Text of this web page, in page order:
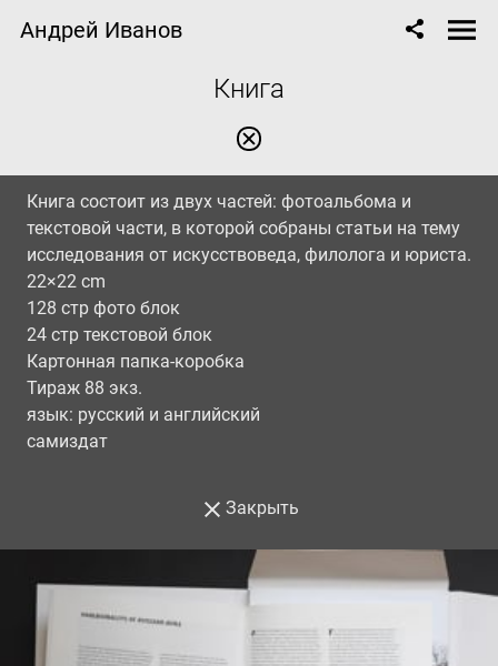
Андрей Иванов
Книга
Книга состоит из двух частей: фотоальбома и
текстовой части, в которой собраны статьи на тему
исследования от искусствоведа, филолога и юриста.
22×22 cm
128 стр фото блок
24 стр текстовой блок
Картонная папка-коробка
Тираж 88 экз.
язык: русский и английский
самиздат
Закрыть